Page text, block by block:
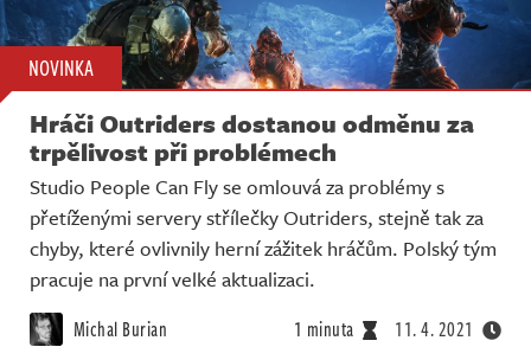
NOVINKA
Hráči Outriders dostanou odměnu za
trpělivost při problémech
Studio People Can Fly se omlouvá za problémy s
přetíženými servery střílečky Outriders, stejně tak za
chyby, které ovlivnily herní zážitek hráčům. Polský tým
pracuje na první velké aktualizaci.
Michal Burian 1 minuta 11. 4. 2021